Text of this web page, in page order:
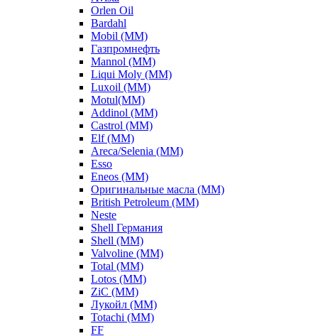
Orlen Oil
Bardahl
Mobil (ММ)
Газпромнефть
Mannol (ММ)
Liqui Moly (ММ)
Luxoil (ММ)
Motul(ММ)
Addinol (ММ)
Castrol (ММ)
Elf (ММ)
Areca/Selenia (ММ)
Esso
Eneos (ММ)
Оригинальные масла (ММ)
British Petroleum (ММ)
Neste
Shell Германия
Shell (ММ)
Valvoline (ММ)
Total (ММ)
Lotos (ММ)
ZiC (ММ)
Лукойл (ММ)
Totachi (MM)
FF